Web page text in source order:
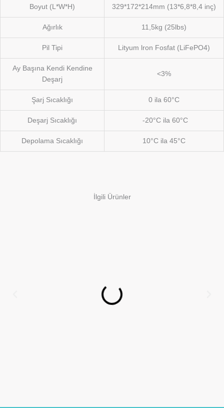
Boyut (L*W*H) 329*172*214mm (13*6,8*8,4 inç)
Ağırlık 11,5kg (25lbs)
Pil Tipi Lityum lron Fosfat (LiFePO4)
Ay Başına Kendi Kendine
Deşarj
<3%
Şarj Sıcaklığı 0 ila 60°C
Deşarj Sıcaklığı -20°C ila 60°C
Depolama Sıcaklığı 10°C ila 45°C
İlgili Ürünler